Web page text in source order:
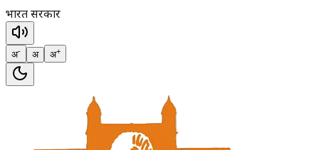
भारत सरकार
अ- अ अ+